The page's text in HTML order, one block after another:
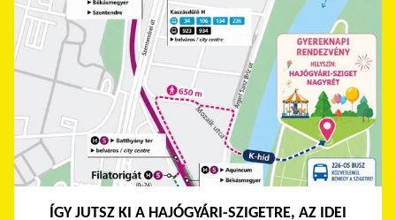
ÍGY JUTSZ KI A HAJÓGYÁRI-SZIGETRE, AZ IDEI